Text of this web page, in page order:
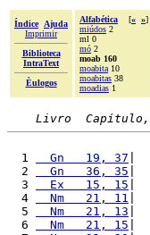
Índice
Ajuda
Imprimir
Biblioteca
IntraText
Èulogos
Alfabética [« »]
miúdos 2
ml 0
mó 2
moab 160
moabita 10
moabitas 38
moadias 1
Livro
  1
  Gn   19, 37
  2
  Gn   36, 35
  3
  Ex   15, 15
  4
  Nm   21, 11
  5
  Nm   21, 13
  6
  Nm   21, 15